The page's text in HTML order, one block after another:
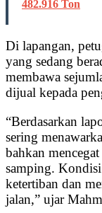
482.916 Ton
Di lapangan,
yang sedang
membawa
dijual kepada
“Berdasarkan
sering
bahkan
samping.
ketertiban dan
jalan,” ujar